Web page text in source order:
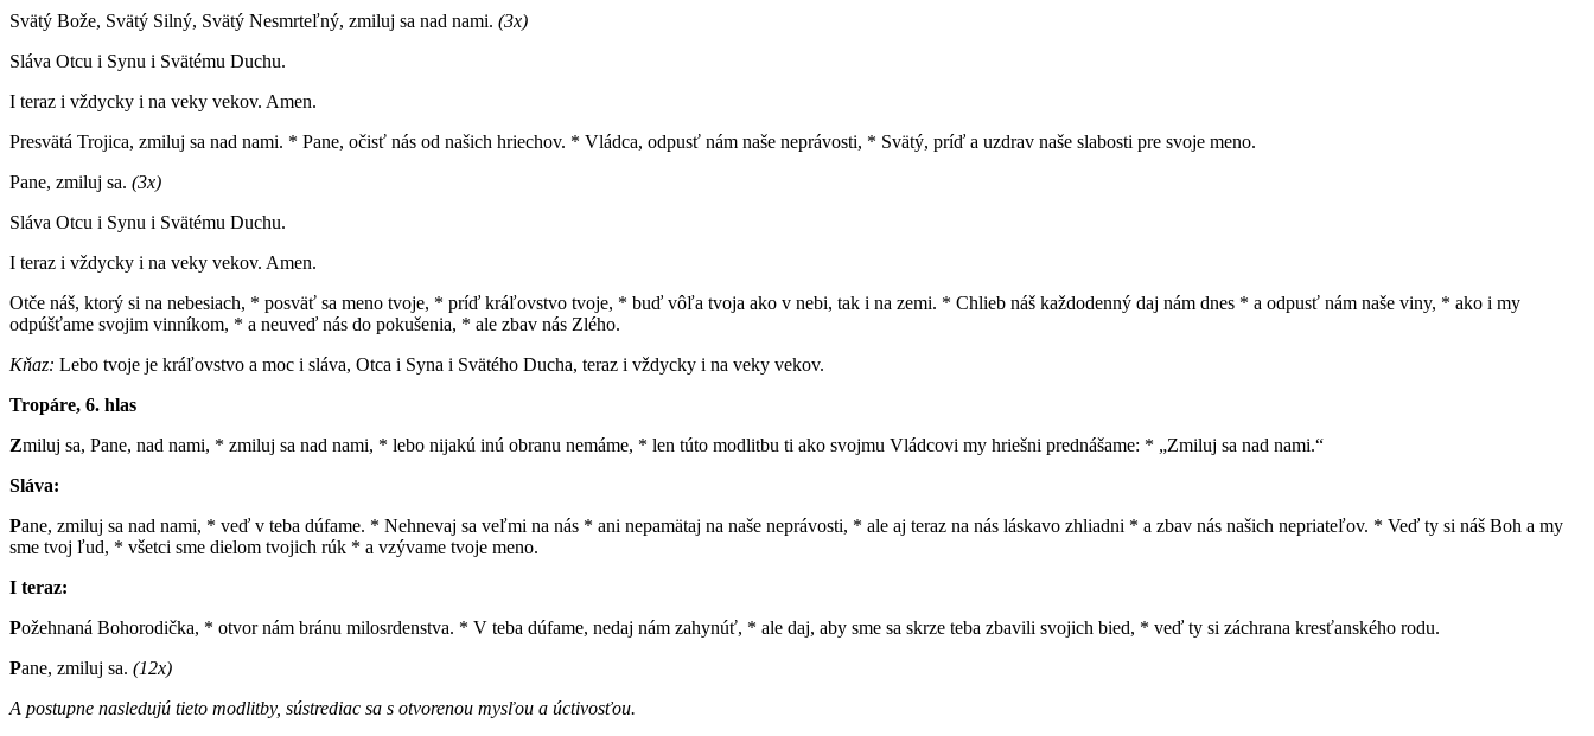
Svätý Bože, Svätý Silný, Svätý Nesmrteľný, zmiluj sa nad nami. (3x)
Sláva Otcu i Synu i Svätému Duchu.
I teraz i vždycky i na veky vekov. Amen.
Presvätá Trojica, zmiluj sa nad nami. * Pane, očisť nás od našich hriechov. * Vládca, odpusť nám naše neprávosti, * Svätý, príď a uzdrav naše slabosti pre svoje meno.
Pane, zmiluj sa. (3x)
Sláva Otcu i Synu i Svätému Duchu.
I teraz i vždycky i na veky vekov. Amen.
Otče náš, ktorý si na nebesiach, * posväť sa meno tvoje, * príď kráľovstvo tvoje, * buď vôľa tvoja ako v nebi, tak i na zemi. * Chlieb náš každodenný daj nám dnes * a odpusť nám naše viny, * ako i my
odpúšťame svojim vinníkom, * a neuveď nás do pokušenia, * ale zbav nás Zlého.
Kňaz: Lebo tvoje je kráľovstvo a moc i sláva, Otca i Syna i Svätého Ducha, teraz i vždycky i na veky vekov.
Tropáre, 6. hlas
Zmiluj sa, Pane, nad nami, * zmiluj sa nad nami, * lebo nijakú inú obranu nemáme, * len túto modlitbu ti ako svojmu Vládcovi my hriešni prednášame: * „Zmiluj sa nad nami.“
Sláva:
Pane, zmiluj sa nad nami, * veď v teba dúfame. * Nehnevaj sa veľmi na nás * ani nepamätaj na naše neprávosti, * ale aj teraz na nás láskavo zhliadni * a zbav nás našich nepriateľov. * Veď ty si náš Boh a my
sme tvoj ľud, * všetci sme dielom tvojich rúk * a vzývame tvoje meno.
I teraz:
Požehnaná Bohorodička, * otvor nám bránu milosrdenstva. * V teba dúfame, nedaj nám zahynúť, * ale daj, aby sme sa skrze teba zbavili svojich bied, * veď ty si záchrana kresťanského rodu.
Pane, zmiluj sa. (12x)
A postupne nasledujú tieto modlitby, sústrediac sa s otvorenou mysľou a úctivosťou.